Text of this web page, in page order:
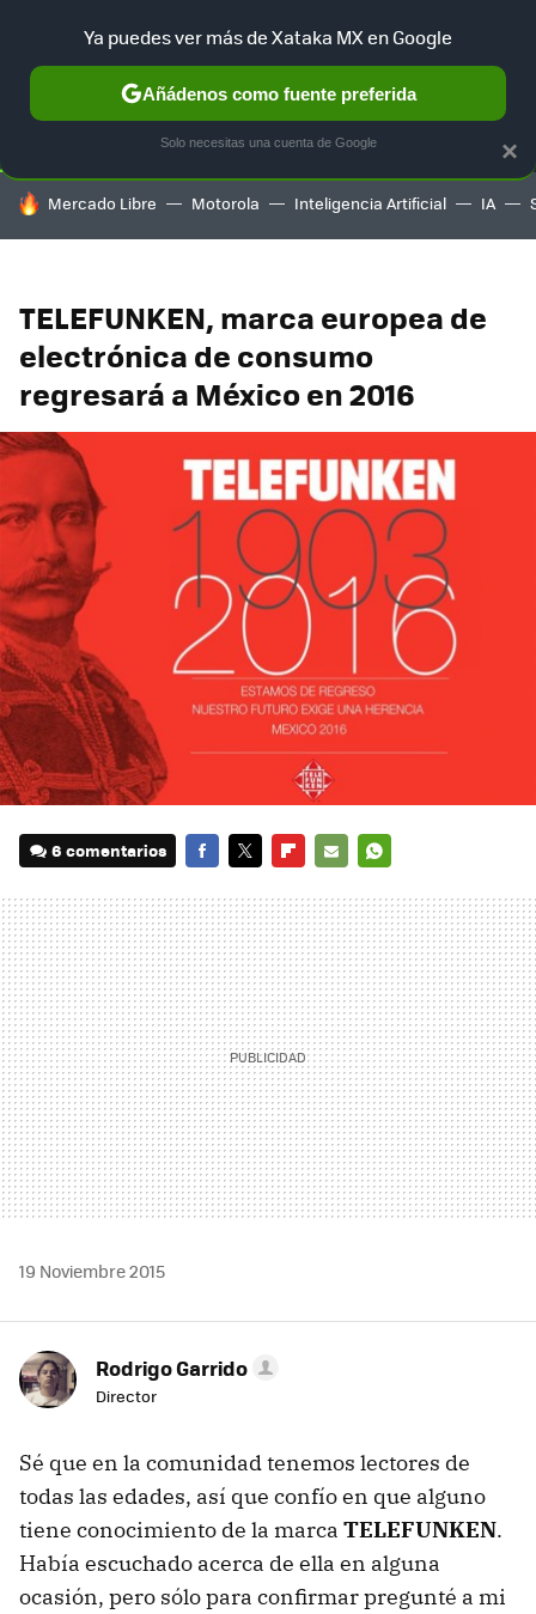
SELECCIÓN GAMING HOME AUTO TERRITORIO
HOY SE HABLA DE
Mercado Libre Motorola Inteligencia Artificial IA
TELEFUNKEN, marca europea de
electrónica de consumo
regresará a México en 2016
6 comentarios
MAIL
19 Noviembre 2015
Rodrigo Garrido
Director
Sé que en la comunidad tenemos lectores de
todas las edades, así que confío en que alguno
tiene conocimiento de la marca TELEFUNKEN.
Había escuchado acerca de ella en alguna
ocasión, pero sólo para confirmar pregunté a mi
×
Ya puedes ver más de Xataka MX en Google
Añádenos como fuente preferida
Solo necesitas una cuenta de Google